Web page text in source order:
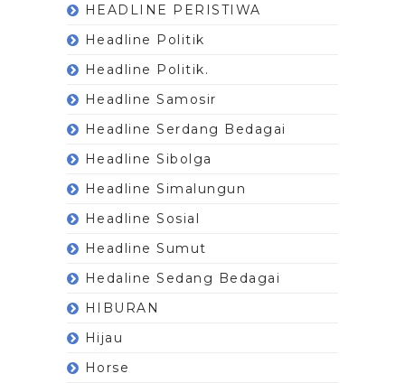
HEADLINE PERISTIWA
Headline Politik
Headline Politik.
Headline Samosir
Headline Serdang Bedagai
Headline Sibolga
Headline Simalungun
Headline Sosial
Headline Sumut
Hedaline Sedang Bedagai
HIBURAN
Hijau
Horse